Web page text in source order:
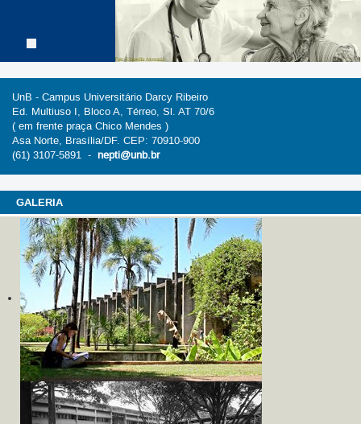
UnB - Campus Universitário Darcy Ribeiro
Ed. Multiuso I, Bloco A, Térreo, Sl. AT 70/6
( em frente praça Chico Mendes )
Asa Norte, Brasília/DF. CEP: 70910-900
(61) 3107-5891 - nepti@unb.br
GALERIA